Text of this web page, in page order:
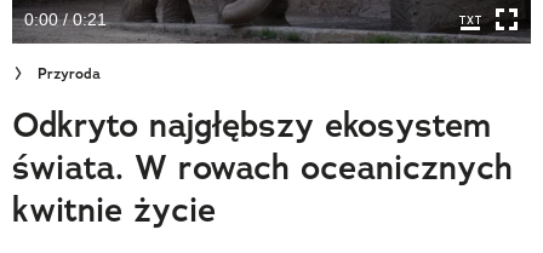
Cuda Polski
Wielki Konkurs Fotograficzny
Trendbook Podróżniczy
Polecane
0:00 / 0:21
Przyroda
Odkryto najgłębszy ekosystem
świata. W rowach oceanicznych
kwitnie życie